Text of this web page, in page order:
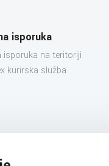
isporuka
isporuka na teritoriji
kurirska služba